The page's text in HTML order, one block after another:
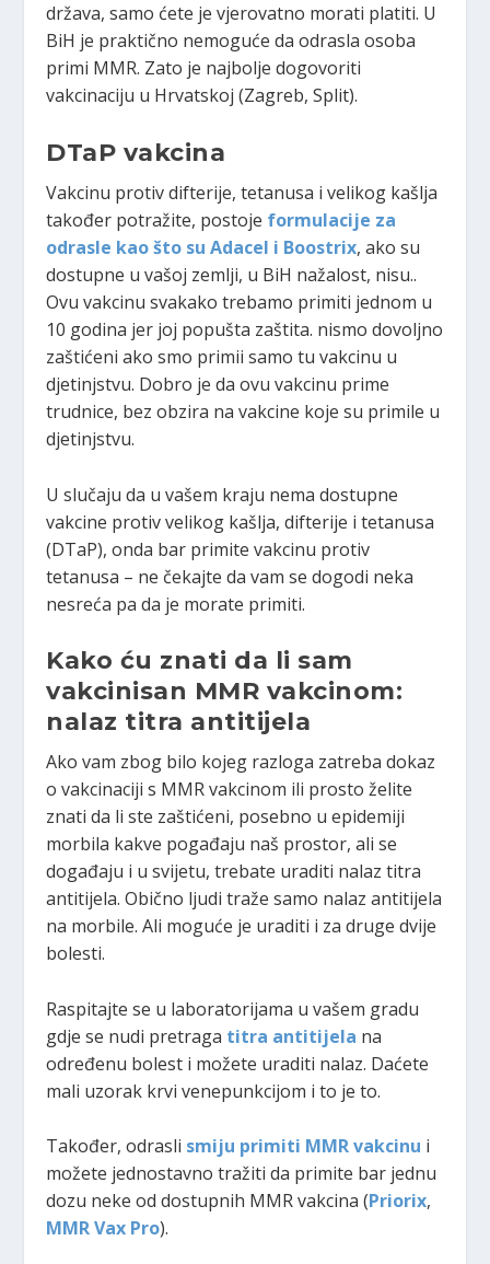
država, samo ćete je vjerovatno morati platiti. U
BiH je praktično nemoguće da odrasla osoba
primi MMR. Zato je najbolje dogovoriti
vakcinaciju u Hrvatskoj (Zagreb, Split).
DTaP vakcina
Vakcinu protiv difterije, tetanusa i velikog kašlja
također potražite, postoje formulacije za
odrasle kao što su Adacel i Boostrix, ako su
dostupne u vašoj zemlji, u BiH nažalost, nisu..
Ovu vakcinu svakako trebamo primiti jednom u
10 godina jer joj popušta zaštita. nismo dovoljno
zaštićeni ako smo primii samo tu vakcinu u
djetinjstvu. Dobro je da ovu vakcinu prime
trudnice, bez obzira na vakcine koje su primile u
djetinjstvu.
U slučaju da u vašem kraju nema dostupne
vakcine protiv velikog kašlja, difterije i tetanusa
(DTaP), onda bar primite vakcinu protiv
tetanusa – ne čekajte da vam se dogodi neka
nesreća pa da je morate primiti.
Kako ću znati da li sam
vakcinisan MMR vakcinom:
nalaz titra antitijela
Ako vam zbog bilo kojeg razloga zatreba dokaz
o vakcinaciji s MMR vakcinom ili prosto želite
znati da li ste zaštićeni, posebno u epidemiji
morbila kakve pogađaju naš prostor, ali se
događaju i u svijetu, trebate uraditi nalaz titra
antitijela. Obično ljudi traže samo nalaz antitijela
na morbile. Ali moguće je uraditi i za druge dvije
bolesti.
Raspitajte se u laboratorijama u vašem gradu
gdje se nudi pretraga titra antitijela na
određenu bolest i možete uraditi nalaz. Daćete
mali uzorak krvi venepunkcijom i to je to.
Također, odrasli smiju primiti MMR vakcinu i
možete jednostavno tražiti da primite bar jednu
dozu neke od dostupnih MMR vakcina (Priorix,
MMR Vax Pro).